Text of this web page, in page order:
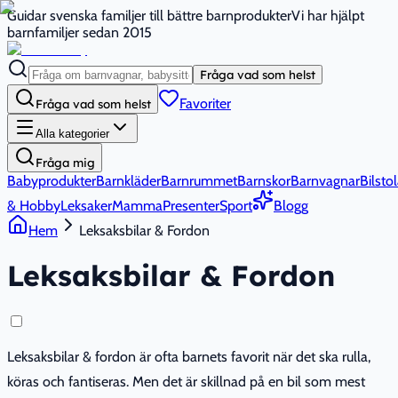
Guidar svenska familjer till bättre barnprodukterVi har hjälpt
barnfamiljer sedan 2015
Fråga vad som helst
Fråga vad som helst Favoriter
Alla kategorier
Fråga mig
BabyprodukterBarnkläderBarnrummetBarnskorBarnvagnar
& HobbyLeksakerMammaPresenterSport
Blogg
Hem
Leksaksbilar & Fordon
Leksaksbilar & Fordon
Leksaksbilar & fordon är ofta barnets favorit när det ska rulla,
köras och fantiseras. Men det är skillnad på en bil som mest